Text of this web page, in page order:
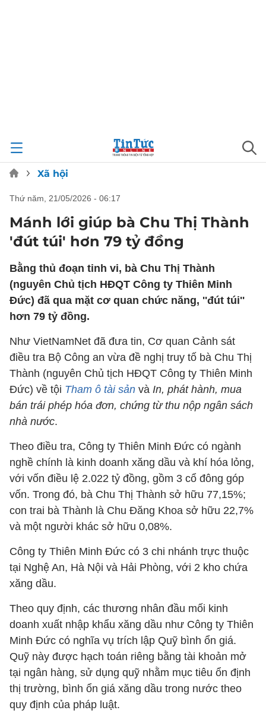
Xã hội
thứ năm, 21/05/2026 - 06:17
Mánh lới giúp bà Chu Thị Thành
'đút túi' hơn 79 tỷ đồng
Bằng thủ đoạn tinh vi, bà Chu Thị Thành
(nguyên Chủ tịch HĐQT Công ty Thiên Minh
Đức) đã qua mặt cơ quan chức năng, ''đút túi''
hơn 79 tỷ đồng.
Như VietNamNet đã đưa tin, Cơ quan Cảnh sát
điều tra Bộ Công an vừa đề nghị truy tố bà Chu Thị
Thành (nguyên Chủ tịch HĐQT Công ty Thiên Minh
Đức) về tội Tham ô tài sản và In, phát hành, mua
bán trái phép hóa đơn, chứng từ thu nộp ngân sách
nhà nước.
Theo điều tra, Công ty Thiên Minh Đức có ngành
nghề chính là kinh doanh xăng dầu và khí hóa lỏng,
với vốn điều lệ 2.022 tỷ đồng, gồm 3 cổ đông góp
vốn. Trong đó, bà Chu Thị Thành sở hữu 77,15%;
con trai bà Thành là Chu Đăng Khoa sở hữu 22,7%
và một người khác sở hữu 0,08%.
Công ty Thiên Minh Đức có 3 chi nhánh trực thuộc
tại Nghệ An, Hà Nội và Hải Phòng, với 2 kho chứa
xăng dầu.
Theo quy định, các thương nhân đầu mối kinh
doanh xuất nhập khẩu xăng dầu như Công ty Thiên
Minh Đức có nghĩa vụ trích lập Quỹ bình ổn giá.
Quỹ này được hạch toán riêng bằng tài khoản mở
tại ngân hàng, sử dụng quỹ nhằm mục tiêu ổn định
thị trường, bình ổn giá xăng dầu trong nước theo
quy định của pháp luật.